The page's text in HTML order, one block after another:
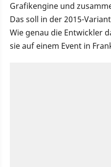
Grafikengine und
Das soll in der 2015-
Wie genau die Entwickler
sie auf einem Event in